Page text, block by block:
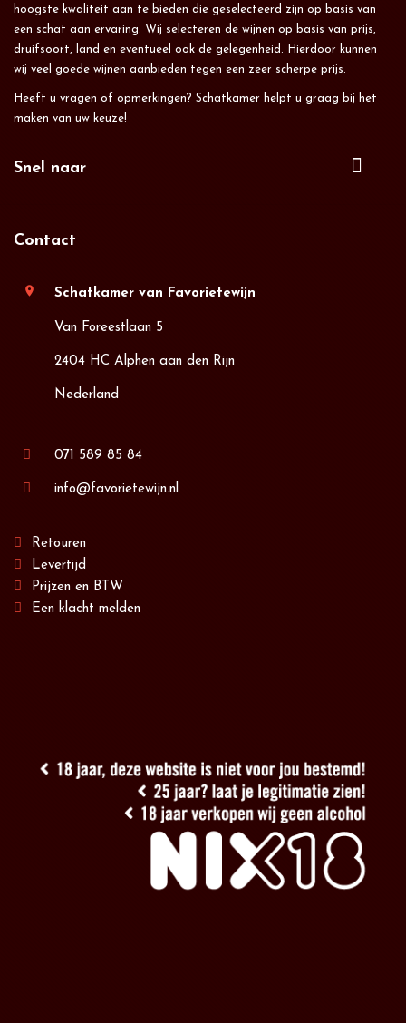
hoogste kwaliteit aan te bieden die geselecteerd zijn op basis van
een schat aan ervaring. Wij selecteren de wijnen op basis van prijs,
druifsoort, land en eventueel ook de gelegenheid. Hierdoor kunnen
wij veel goede wijnen aanbieden tegen een zeer scherpe prijs.
Heeft u vragen of opmerkingen? Schatkamer helpt u graag bij het
maken van uw keuze!
Snel naar
Contact
location_on Schatkamer van Favorietewijn
Van Foreestlaan 5
2404 HC Alphen aan den Rijn
Nederland
071 589 85 84
info@favorietewijn.nl
Retouren
Levertijd
Prijzen en BTW
Een klacht melden